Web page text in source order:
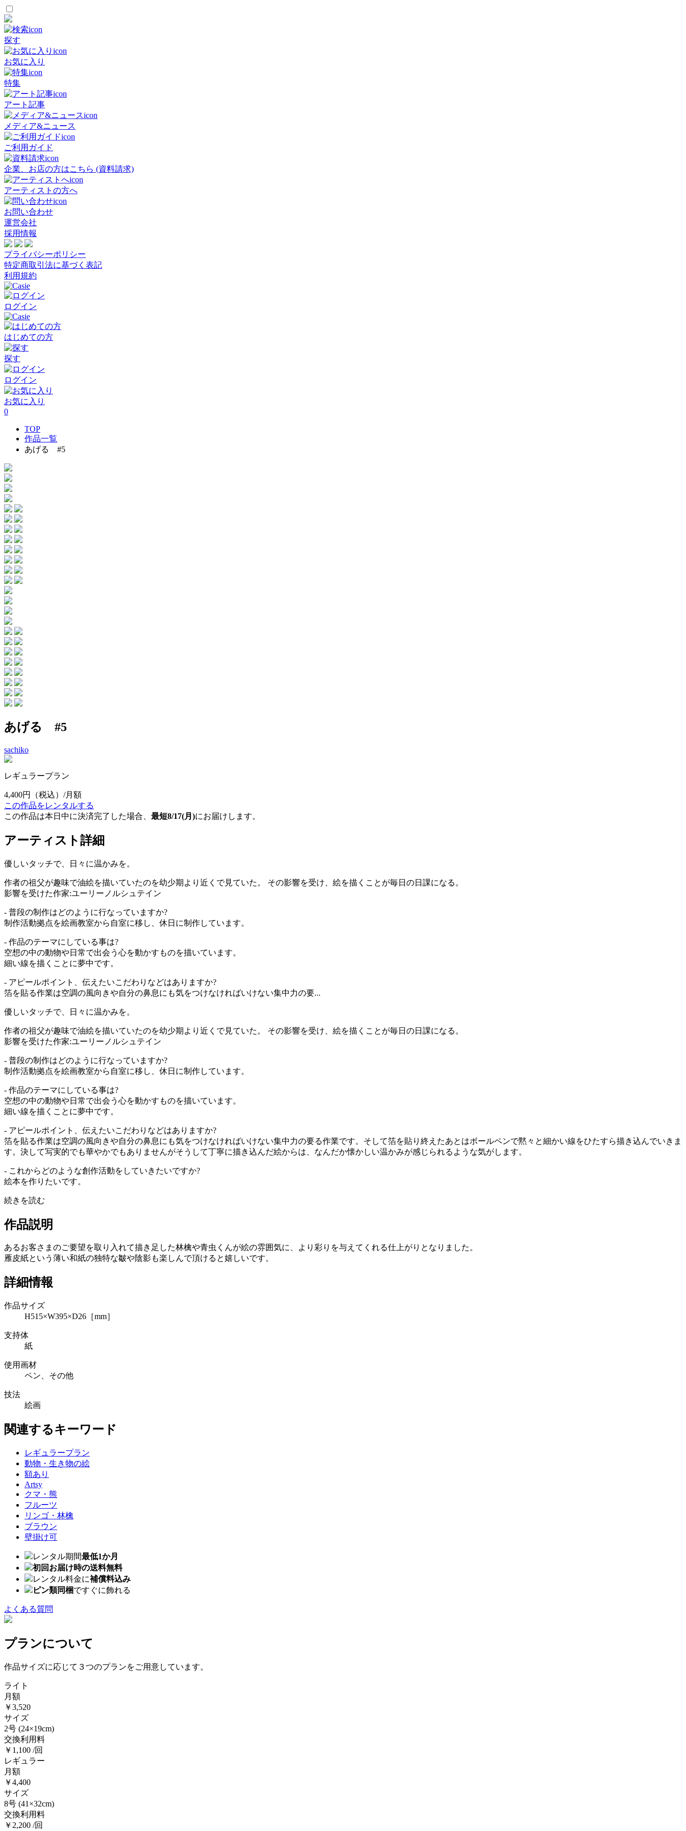
探す
お気に入り
特集
アート記事
メディア&ニュース
ご利用ガイド
企業、お店の方はこちら (資料請求)
アーティストの方へ
お問い合わせ
運営会社
採用情報
プライバシーポリシー
特定商取引法に基づく表記
利用規約
ログイン
はじめての方
探す
ログイン
お気に入り
0
TOP
作品一覧
あげる #5
あげる #5
sachiko
レギュラープラン
4,400円
（税込）/月額
この作品をレンタルする
この作品は本日中に決済完了した場合、 最短8/17(月)にお届けします。
アーティスト詳細
優しいタッチで、日々に温かみを。
作者の祖父が趣味で油絵を描いていたのを幼少期より近くで見ていた。 その影響を受け、絵を描くことが毎日の日課になる。
影響を受けた作家:ユーリーノルシュテイン
- 普段の制作はどのように行なっていますか?
制作活動拠点を絵画教室から自室に移し、休日に制作しています。
- 作品のテーマにしている事は?
空想の中の動物や日常で出会う心を動かすものを描いています。
細い線を描くことに夢中です。
- アピールポイント、伝えたいこだわりなどはありますか?
箔を貼る作業は空調の風向きや自分の鼻息にも気をつけなければいけない集中力の要...
優しいタッチで、日々に温かみを。
作者の祖父が趣味で油絵を描いていたのを幼少期より近くで見ていた。 その影響を受け、絵を描くことが毎日の日課になる。
影響を受けた作家:ユーリーノルシュテイン
- 普段の制作はどのように行なっていますか?
制作活動拠点を絵画教室から自室に移し、休日に制作しています。
- 作品のテーマにしている事は?
空想の中の動物や日常で出会う心を動かすものを描いています。
細い線を描くことに夢中です。
- アピールポイント、伝えたいこだわりなどはありますか?
箔を貼る作業は空調の風向きや自分の鼻息にも気をつけなければいけない集中力の要る作業です。そして箔を貼り終えたあとはボールペンで黙々と細かい線をひたすら描き込んでいきま
す。決して写実的でも華やかでもありませんがそうして丁寧に描き込んだ絵からは、なんだか懐かしい温かみが感じられるような気がします。
- これからどのような創作活動をしていきたいですか?
絵本を作りたいです。
続きを読む
作品説明
あるお客さまのご要望を取り入れて描き足した林檎や青虫くんが絵の雰囲気に、より彩りを与えてくれる仕上がりとなりました。
雁皮紙という薄い和紙の独特な皺や陰影も楽しんで頂けると嬉しいです。
詳細情報
作品サイズ
H515×W395×D26［mm］
支持体
紙
使用画材
ペン、その他
技法
絵画
関連するキーワード
レギュラープラン
動物・生き物の絵
額あり
Artsy
クマ・熊
フルーツ
リンゴ・林檎
ブラウン
壁掛け可
レンタル期間最低1か月
初回お届け時の送料無料
レンタル料金に補償料込み
ピン類同梱ですぐに飾れる
よくある質問
プランについて
作品サイズに応じて３つのプランをご用意しています。
ライト
月額
￥3,520
サイズ
2号 (24×19cm)
交換利用料
￥1,100 /回
レギュラー
月額
￥4,400
サイズ
8号 (41×32cm)
交換利用料
￥2,200 /回